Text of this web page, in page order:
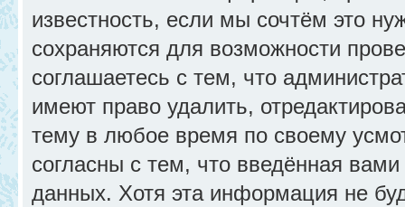
известность, если мы сочтём это
сохраняются для возможности
соглашаетесь с тем, что
имеют право удалить,
тему в любое время по своему
согласны с тем, что введённая
данных. Хотя эта информация не